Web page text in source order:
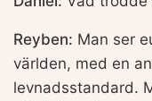
Reyben: Man ser
världen, med en
levnadsstandard.